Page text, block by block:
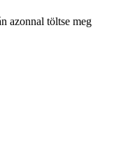
azonnal töltse meg